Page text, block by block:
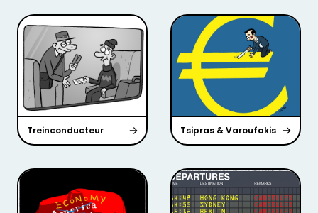
Treinconducteur Tsipras & Varoufakis